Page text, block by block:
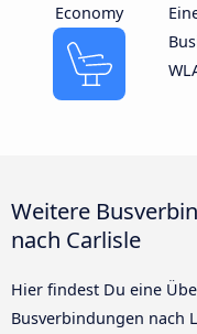
Economy
Weitere
nach Carlisle
Hier findest Du eine
Busverbindungen nach